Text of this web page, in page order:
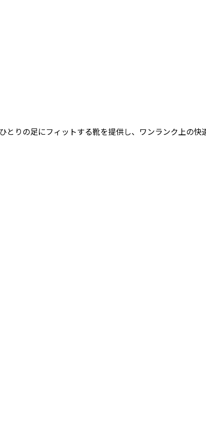
りの足にフィットする靴を提供し、ワンランク上の快